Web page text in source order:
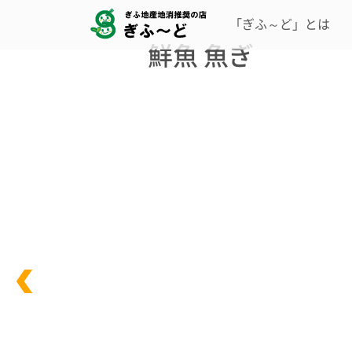
「ぎふ～ど」とは
鮮魚 魚ぎ